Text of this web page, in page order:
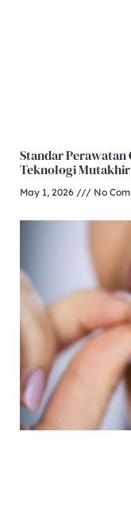
Standar
Teknologi
May 1, 2026 No